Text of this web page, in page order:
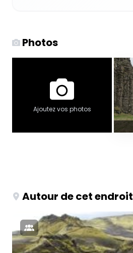
Photos
Ajoutez vos photos
Autour de cet endroit